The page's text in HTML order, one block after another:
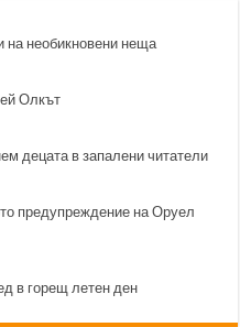
на необикновени неща
Олкът
децата в запалени читатели
предупреждение на Оруел
в горещ летен ден